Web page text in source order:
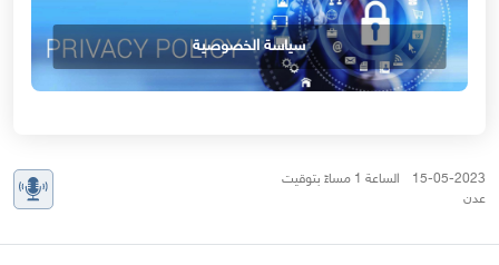
سياسة الخصوصية
15-05-2023 الساعة 1 مساءً بتوقيت
عدن